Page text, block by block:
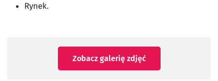
Rynek.
Zobacz galerię zdjęć